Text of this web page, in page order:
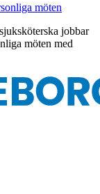
möten
jobbar
möten med